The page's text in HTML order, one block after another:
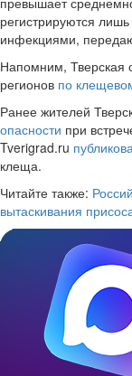
регистрируются
инфекциями,
Напомним, Тверская
регионов по
Ранее жителей
опасности при
Tverigrad.ru
клеща.
Читайте также:
вытаскивания